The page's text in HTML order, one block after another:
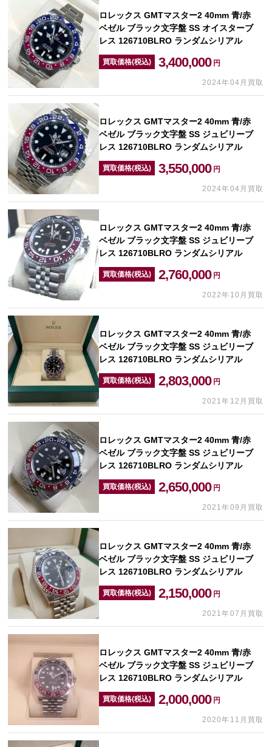
ロレックス GMTマスター2 40mm 青/赤
ベゼル ブラック文字盤 SS オイスターブ
レス 126710BLRO ランダムシリアル
買取価格(税込) 3,400,000 円
2024年04月買取
ロレックス GMTマスター2 40mm 青/赤
ベゼル ブラック文字盤 SS ジュビリーブ
レス 126710BLRO ランダムシリアル
買取価格(税込) 3,550,000 円
2024年04月買取
ロレックス GMTマスター2 40mm 青/赤
ベゼル ブラック文字盤 SS ジュビリーブ
レス 126710BLRO ランダムシリアル
買取価格(税込) 2,760,000 円
2022年10月買取
ロレックス GMTマスター2 40mm 青/赤
ベゼル ブラック文字盤 SS ジュビリーブ
レス 126710BLRO ランダムシリアル
買取価格(税込) 2,803,000 円
2021年12月買取
ロレックス GMTマスター2 40mm 青/赤
ベゼル ブラック文字盤 SS ジュビリーブ
レス 126710BLRO ランダムシリアル
買取価格(税込) 2,650,000 円
2021年09月買取
ロレックス GMTマスター2 40mm 青/赤
ベゼル ブラック文字盤 SS ジュビリーブ
レス 126710BLRO ランダムシリアル
買取価格(税込) 2,150,000 円
2021年07月買取
ロレックス GMTマスター2 40mm 青/赤
ベゼル ブラック文字盤 SS ジュビリーブ
レス 126710BLRO ランダムシリアル
買取価格(税込) 2,000,000 円
2020年11月買取